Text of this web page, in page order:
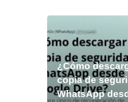
¿Cómo
copia de
WhatsApp